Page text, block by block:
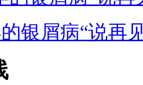
银屑病“说再